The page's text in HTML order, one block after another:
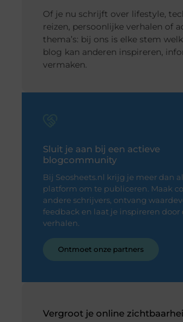
Of je nu schrijft over lifestyle,
reizen, persoonlijke verhalen of
thema’s: bij ons is elke stem
blog kan anderen inspireren,
vermaken.
Sluit je aan bij een actieve
blogcommunity
Bij Seosheets.nl krijg je meer dan
platform om te publiceren. Maak
andere schrijvers, ontvang
feedback en laat je inspireren door
verhalen.
Ontmoet onze partners
Vergroot je online